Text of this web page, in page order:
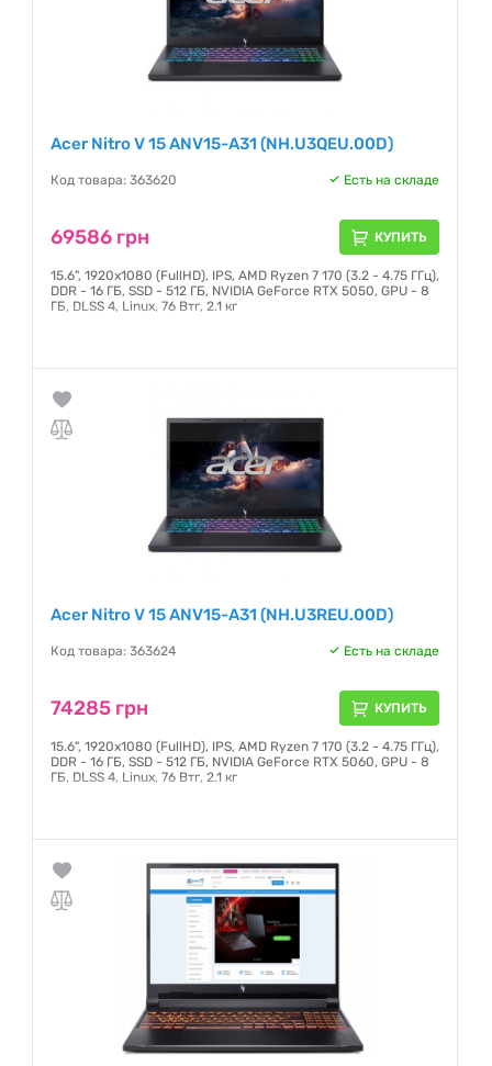
Acer Nitro V 15 ANV15-A31 (NH.U3QEU.00D)
Код товара: 363620 Есть на складе
69586 грн КУПИТЬ
15.6", 1920х1080 (FullHD), IPS, AMD Ryzen 7 170 (3.2 - 4.75 ГГц),
DDR - 16 ГБ, SSD - 512 ГБ, NVIDIA GeForce RTX 5050, GPU - 8
ГБ, DLSS 4, Linux, 76 Втг, 2.1 кг
Acer Nitro V 15 ANV15-A31 (NH.U3REU.00D)
Код товара: 363624 Есть на складе
74285 грн КУПИТЬ
15.6", 1920х1080 (FullHD), IPS, AMD Ryzen 7 170 (3.2 - 4.75 ГГц),
DDR - 16 ГБ, SSD - 512 ГБ, NVIDIA GeForce RTX 5060, GPU - 8
ГБ, DLSS 4, Linux, 76 Втг, 2.1 кг